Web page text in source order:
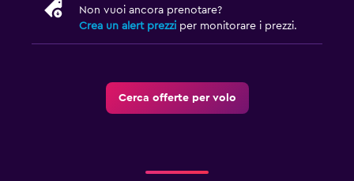
Non vuoi ancora prenotare?
Crea un alert prezzi per monitorare i prezzi.
Cerca offerte per volo